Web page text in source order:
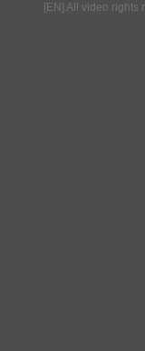
[EN] All video